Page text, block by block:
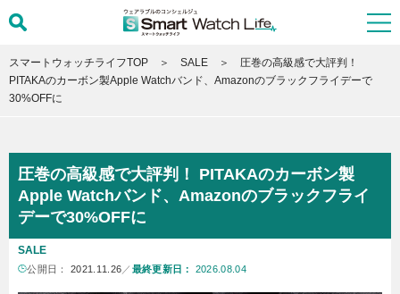
スマートウォッチライフTOP SALE
圧巻の高級感で大評判！
PITAKAのカーボン製Apple Watchバンド、Amazonのブラックフライデーで
30%OFFに
圧巻の高級感で大評判！ PITAKAのカーボン製
Apple Watchバンド、Amazonのブラックフライ
デーで30%OFFに
SALE
公開日： 2021.11.26 ／ 最終更新日： 2026.08.04